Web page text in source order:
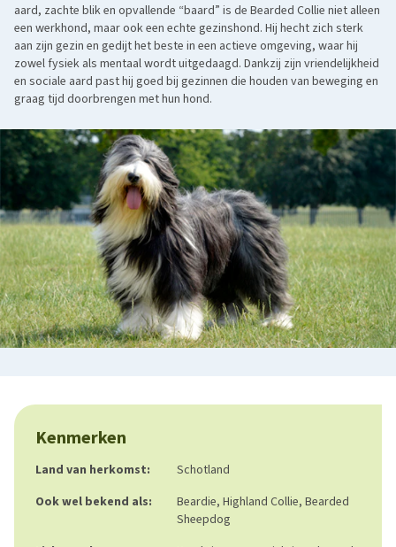
aard, zachte blik en opvallende “baard” is de Bearded Collie niet alleen
een werkhond, maar ook een echte gezinshond. Hij hecht zich sterk
aan zijn gezin en gedijt het beste in een actieve omgeving, waar hij
zowel fysiek als mentaal wordt uitgedaagd. Dankzij zijn vriendelijkheid
en sociale aard past hij goed bij gezinnen die houden van beweging en
graag tijd doorbrengen met hun hond.
Kenmerken
Land van herkomst:
Schotland
Ook wel bekend als:
Beardie, Highland Collie, Bearded
Sheepdog